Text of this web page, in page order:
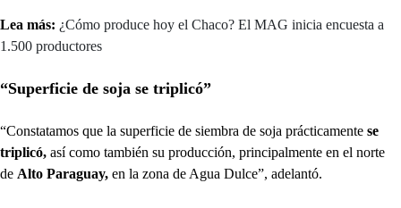
Lea más: ¿Cómo produce hoy el Chaco? El MAG inicia encuesta a
1.500 productores
“Superficie de soja se triplicó”
“Constatamos que la superficie de siembra de soja prácticamente se
triplicó, así como también su producción, principalmente en el norte
de Alto Paraguay, en la zona de Agua Dulce”, adelantó.